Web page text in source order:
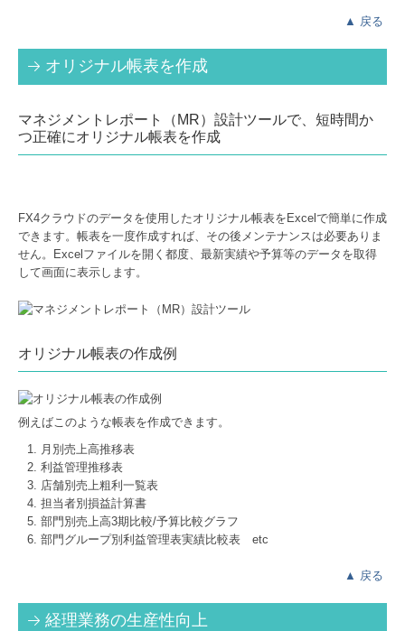
▲ 戻る
オリジナル帳表を作成
マネジメントレポート（MR）設計ツールで、短時間か
つ正確にオリジナル帳表を作成
FX4クラウドのデータを使用したオリジナル帳表をExcelで簡単に作成
できます。帳表を一度作成すれば、その後メンテナンスは必要ありま
せん。Excelファイルを開く都度、最新実績や予算等のデータを取得
して画面に表示します。
オリジナル帳表の作成例
例えばこのような帳表を作成できます。
月別売上高推移表
利益管理推移表
店舗別売上粗利一覧表
担当者別損益計算書
部門別売上高3期比較/予算比較グラフ
部門グループ別利益管理表実績比較表 etc
▲ 戻る
経理業務の生産性向上